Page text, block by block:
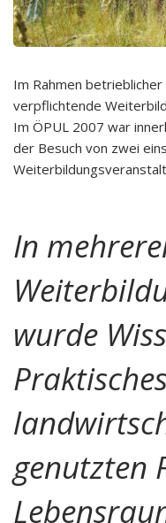
Im Rahmen
verpflichtende
Im ÖPUL 2007 war
der Besuch von zwei
In
wurde
genutzten